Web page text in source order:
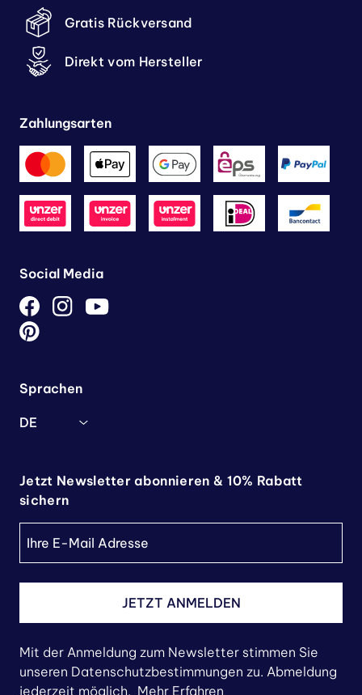
Gratis Rückversand
Direkt vom Hersteller
Zahlungsarten
Social Media
Sprachen
DE
Jetzt Newsletter abonnieren & 10% Rabatt
sichern
JETZT ANMELDEN
Mit der Anmeldung zum Newsletter stimmen Sie
unseren Datenschutzbestimmungen zu. Abmeldung
jederzeit möglich. Mehr Erfahren